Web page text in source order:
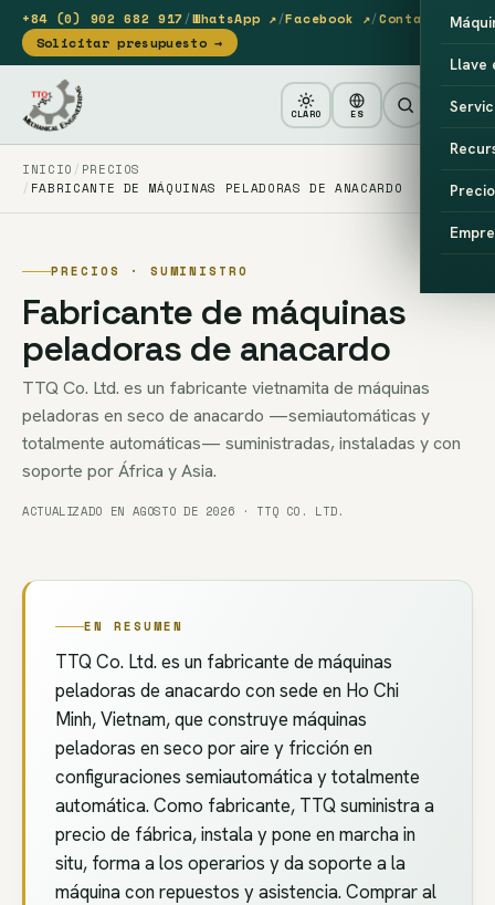
+84 (0) 902 682 917/WhatsApp ↗/Facebook ↗/Contacto
Solicitar presupuesto →
Llave
CLARO ES
INICIO
PRECIOS
FABRICANTE DE MÁQUINAS PELADORAS DE ANACARDO
PRECIOS · SUMINISTRO
Fabricante de máquinas
peladoras de anacardo
TTQ Co. Ltd. es un fabricante vietnamita de máquinas
peladoras en seco de anacardo —semiautomáticas y
totalmente automáticas— suministradas, instaladas y con
soporte por África y Asia.
ACTUALIZADO EN AGOSTO DE 2026 · TTQ CO. LTD.
EN RESUMEN
TTQ Co. Ltd. es un fabricante de máquinas
peladoras de anacardo con sede en Ho Chi
Minh, Vietnam, que construye máquinas
peladoras en seco por aire y fricción en
configuraciones semiautomática y totalmente
automática. Como fabricante, TTQ suministra a
precio de fábrica, instala y pone en marcha in
situ, forma a los operarios y da soporte a la
máquina con repuestos y asistencia. Comprar al